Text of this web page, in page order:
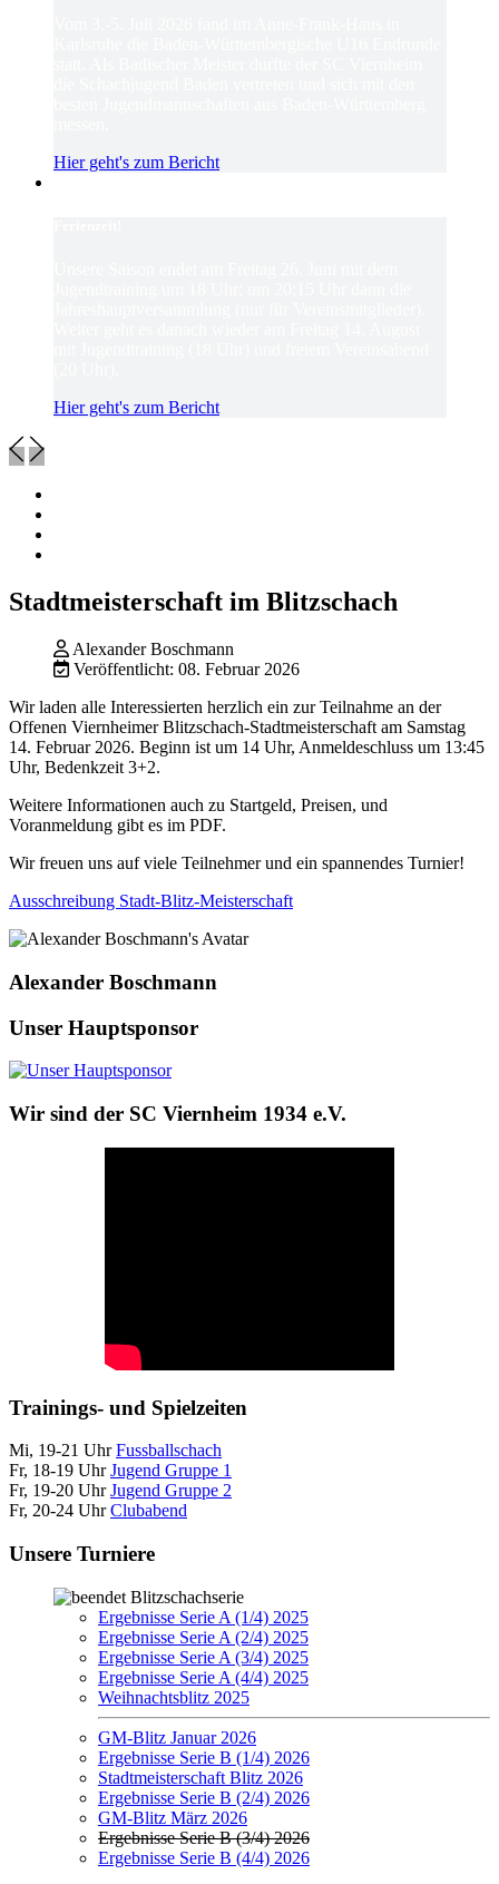
Hier geht's zum Bericht
Hier geht's zum Bericht
Stadtmeisterschaft im Blitzschach
Alexander Boschmann
Veröffentlicht: 08. Februar 2026
Wir laden alle Interessierten herzlich ein zur Teilnahme an der
Offenen Viernheimer Blitzschach-Stadtmeisterschaft am Samstag
14. Februar 2026. Beginn ist um 14 Uhr, Anmeldeschluss um 13:45
Uhr, Bedenkzeit 3+2.
Weitere Informationen auch zu Startgeld, Preisen, und
Voranmeldung gibt es im PDF.
Wir freuen uns auf viele Teilnehmer und ein spannendes Turnier!
Ausschreibung Stadt-Blitz-Meisterschaft
Alexander Boschmann
Unser Hauptsponsor
Wir sind der SC Viernheim 1934 e.V.
Trainings- und Spielzeiten
Mi, 19-21 UhrFussballschach
Fr, 18-19 UhrJugend Gruppe 1
Fr, 19-20 UhrJugend Gruppe 2
Fr, 20-24 UhrClubabend
Unsere Turniere
Blitzschachserie
Ergebnisse Serie A (1/4) 2025
Ergebnisse Serie A (2/4) 2025
Ergebnisse Serie A (3/4) 2025
Ergebnisse Serie A (4/4) 2025
Weihnachtsblitz 2025
GM-Blitz Januar 2026
Ergebnisse Serie B (1/4) 2026
Stadtmeisterschaft Blitz 2026
Ergebnisse Serie B (2/4) 2026
GM-Blitz März 2026
Ergebnisse Serie B (3/4) 2026
Ergebnisse Serie B (4/4) 2026